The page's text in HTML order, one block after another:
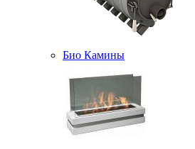
Био Камины